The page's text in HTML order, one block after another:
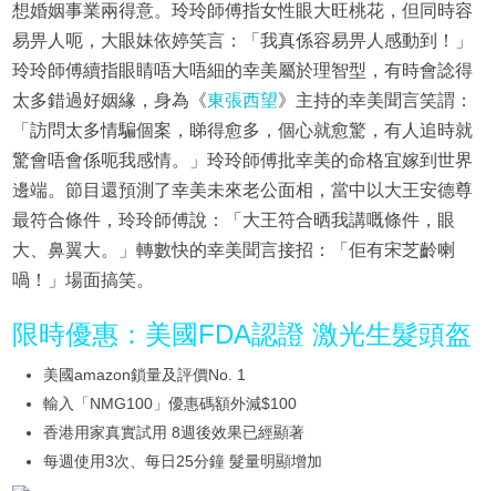
想婚姻事業兩得意。玲玲師傅指女性眼大旺桃花，但同時容
易畀人呃，大眼妹依婷笑言：「我真係容易畀人感動到！」
玲玲師傅續指眼睛唔大唔細的幸美屬於理智型，有時會諗得
太多錯過好姻緣，身為《東張西望》主持的幸美聞言笑謂：
「訪問太多情騙個案，睇得愈多，個心就愈驚，有人追時就
驚會唔會係呃我感情。」玲玲師傅批幸美的命格宜嫁到世界
邊端。節目還預測了幸美未來老公面相，當中以大王安德尊
最符合條件，玲玲師傅說：「大王符合晒我講嘅條件，眼
大、鼻翼大。」轉數快的幸美聞言接招：「佢有宋芝齡喇
喎！」場面搞笑。
限時優惠：美國FDA認證 激光生髮頭盔
美國amazon鎖量及評價No. 1
輸入「NMG100」優惠碼額外減$100
香港用家真實試用 8週後效果已經顯著
每週使用3次、每日25分鐘 髮量明顯增加